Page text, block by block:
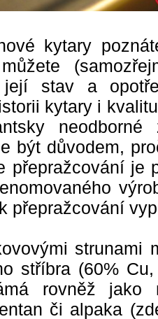
kytary
stav a
kytary i
neodborné
být důvodem,
přepražcování je
přepražcování
strunami
stříbra (60%
rovněž jako
či alpaka